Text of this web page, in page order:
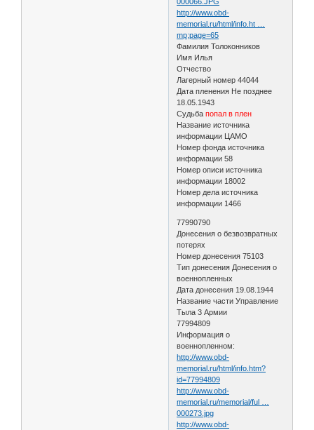
http://www.obd-
memorial.ru/html/info.ht …
mp;page=65
Фамилия Толоконников
Имя Илья
Отчество
Лагерный номер 44044
Дата пленения Не позднее
18.05.1943
Судьбапопал в плен
Название источника
информации ЦАМО
Номер фонда источника
информации 58
Номер описи источника
информации 18002
Номер дела источника
информации 1466
77990790
Донесения о безвозвратных
потерях
Номер донесения 75103
Тип донесения Донесения о
военнопленных
Дата донесения 19.08.1944
Название части Управление
Тыла 3 Армии
77994809
Информация о
военнопленном:
http://www.obd-
memorial.ru/html/info.htm?
id=77994809
http://www.obd-
memorial.ru/memorial/ful …
000273.jpg
http://www.obd-